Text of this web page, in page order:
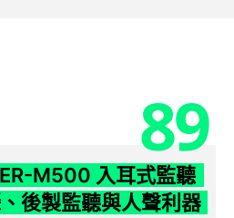
89
M500 入耳式監聽
後製監聽與人聲利器